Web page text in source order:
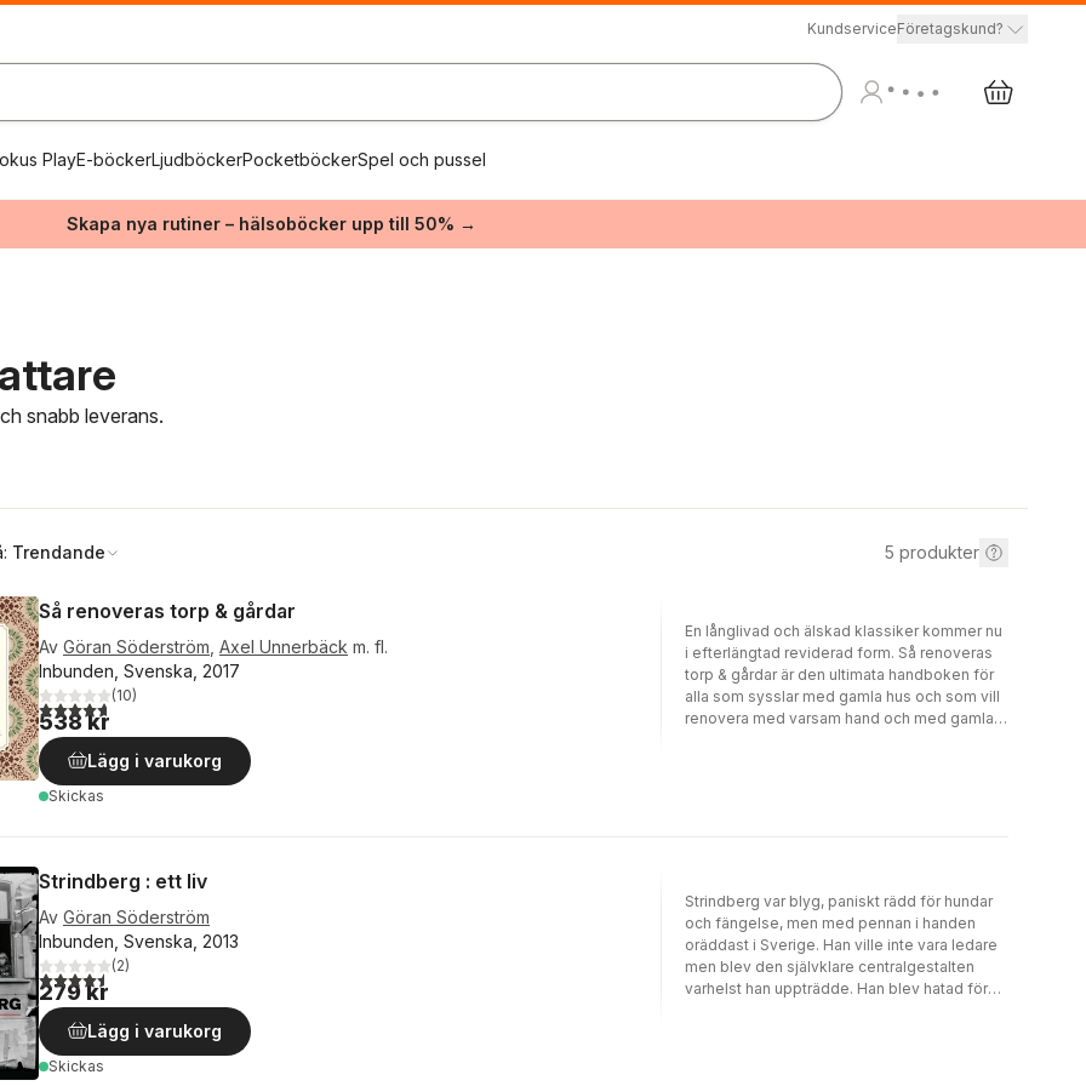
KundserviceFöretagskund?
PlayE-böckerLjudböckerPocketböckerSpel och pussel
Skapa nya rutiner – hälsoböcker upp till 50% →
snabb leverans.
Trendande 5 produkter
Så renoveras torp & gårdar
Av Göran Söderström Axel Unnerbäck m. fl.
Inbunden, Svenska, 2017
4,7utav 5 stjärnor. Totalt antal röster:
(10)
538 kr
Lägg i varukorg
Skickas
En långlivad och älskad klassiker kommer nu
i efterlängtad reviderad form. Så renoveras
torp & gårdar är den ultimata handboken för
alla som sysslar med gamla hus och som vill
renovera med varsam hand och med gamla,
och bild om hur man vårdar och renoverar ett
gammalt hus. Den går igenom huset från
grund till tak, detalj för detalj, och behandlar
även gamla tiders trädgårdar. Det krävs inga
specialkunskaper för att följa bokens
anvisningar och råd. Ett ofta återkommande
Strindberg : ett liv
Av Göran Söderström
Inbunden, Svenska, 2013
4,5utav 5 stjärnor. Totalt antal röster:
(2)
279 kr
Lägg i varukorg
Skickas
Strindberg var blyg, paniskt rädd för hundar
och fängelse, men med pennan i handen
oräddast i Sverige. Han ville inte vara ledare
men blev den självklare centralgestalten
varhelst han uppträdde. Han blev hatad för